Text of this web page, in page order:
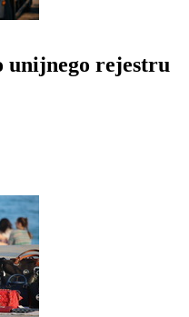
unijnego rejestru